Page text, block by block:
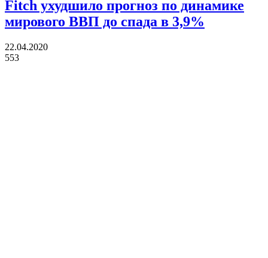
Fitch ухудшило прогноз по динамике
мирового ВВП до спада в 3,9%
22.04.2020
553